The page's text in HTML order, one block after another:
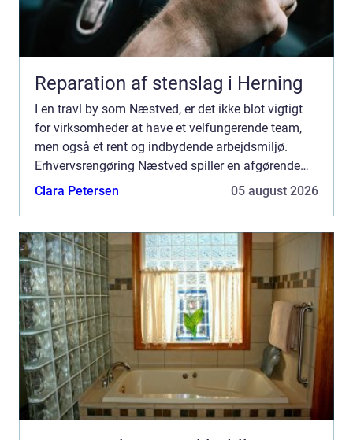
Reparation af stenslag i Herning
I en travl by som Næstved, er det ikke blot vigtigt
for virksomheder at have et velfungerende team,
men også et rent og indbydende arbejdsmiljø.
Erhvervsrengøring Næstved spiller en afgørende
rolle i at sikre, a...
Clara Petersen 05 august 2026